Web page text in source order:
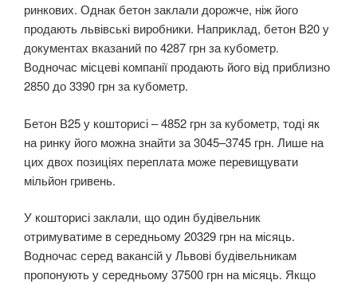
ринкових. Однак бетон заклали дорожче, ніж його
продають львівські виробники. Наприклад, бетон В20 у
документах вказаний по 4287 грн за кубометр.
Водночас місцеві компанії продають його від приблизно
2850 до 3390 грн за кубометр.
Бетон В25 у кошторисі – 4852 грн за кубометр, тоді як
на ринку його можна знайти за 3045–3745 грн. Лише на
цих двох позиціях переплата може перевищувати
мільйон гривень.
У кошторисі заклали, що один будівельник
отримуватиме в середньому 20329 грн на місяць.
Водночас серед вакансій у Львові будівельникам
пропонують у середньому 37500 грн на місяць. Якщо